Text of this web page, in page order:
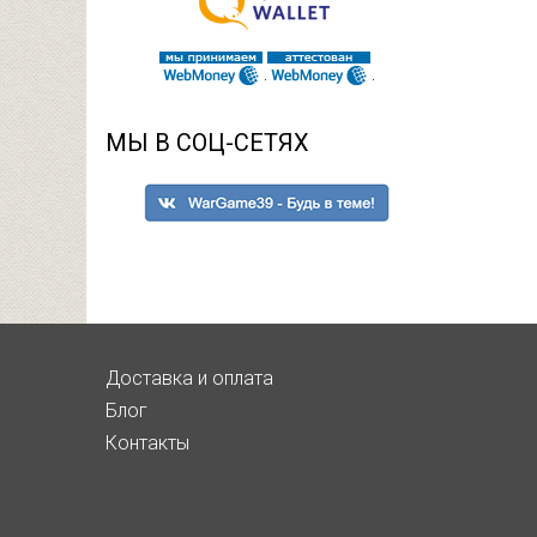
МЫ В СОЦ-СЕТЯХ
Доставка и оплата
Блог
Контакты